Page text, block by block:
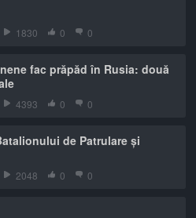
1830 0 0
fac prăpăd în Rusia: două
4393 0 0
de Patrulare și
2048 0 0